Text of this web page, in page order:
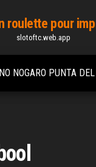
roulette pour
slotoftc.web.app
NOGARO PUNTA